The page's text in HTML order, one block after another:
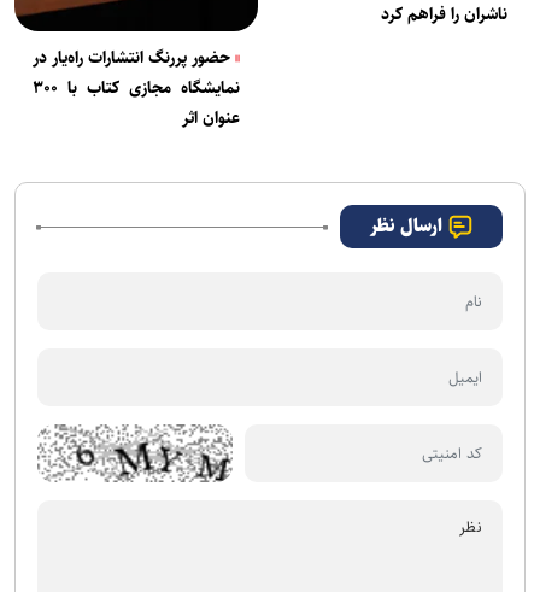
ناشران را فراهم کرد
حضور پررنگ انتشارات راه‌یار در
نمایشگاه مجازی کتاب با ۳۰۰
عنوان اثر
ارسال نظر